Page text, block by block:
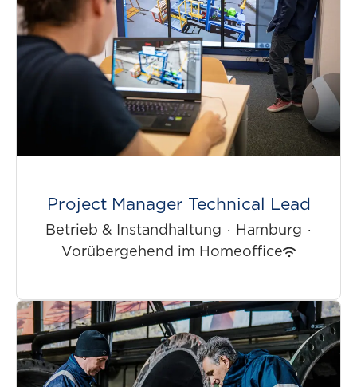
Project Manager Technical Lead
Betrieb & Instandhaltung · Hamburg ·
Vorübergehend im Homeoffice